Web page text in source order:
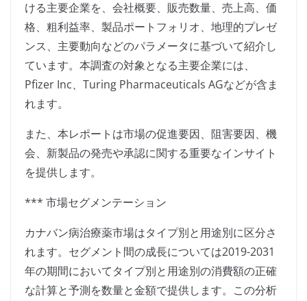
ける主要企業を、会社概要、販売数量、売上高、価
格、粗利益率、製品ポートフォリオ、地理的プレゼ
ンス、主要動向などのパラメータに基づいて紹介し
ています。本調査の対象となる主要企業には、
Pfizer Inc、Turing Pharmaceuticals AGなどが含ま
れます。
また、本レポートは市場の促進要因、阻害要因、機
会、新製品の発売や承認に関する重要なインサイト
を提供します。
*** 市場セグメンテーション
カナバン病治療薬市場はタイプ別と用途別に区分さ
れます。セグメント間の成長については2019-2031
年の期間においてタイプ別と用途別の消費額の正確
な計算と予測を数量と金額で提供します。この分析